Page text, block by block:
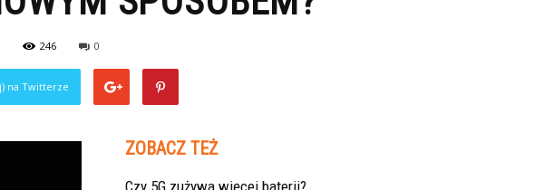
246 0
na Twitterze
ZOBACZ TEŻ
Czy 5G zużywa więcej baterii?